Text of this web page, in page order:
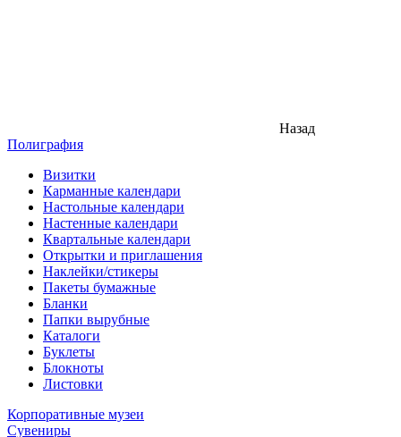
Назад
Полиграфия
Визитки
Карманные календари
Настольные календари
Настенные календари
Квартальные календари
Открытки и приглашения
Наклейки/стикеры
Пакеты бумажные
Бланки
Папки вырубные
Каталоги
Буклеты
Блокноты
Листовки
Корпоративные музеи
Сувениры